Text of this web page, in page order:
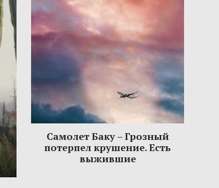
Самолет Баку – Грозный
потерпел крушение. Есть
выжившие